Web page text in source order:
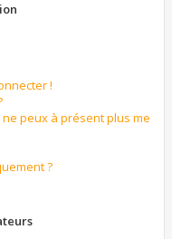
!
ne peux à présent plus me
?